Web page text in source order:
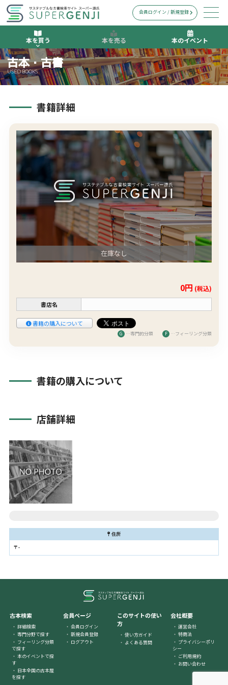
本を買う 本を売る 本のイベント
会員ログイン / 新規登録
古本・古書
USED BOOKS
書籍詳細
在庫なし
0円 (税込)
書店名
書籍の購入について
G …専門的分類 F …フィーリング分類
書籍の購入について
店舗詳細
住所
〒-
古本検索
詳細検索
専門分野で探す
フィーリング分類
で探す
本のイベントで探
す
日本全国の古本屋
を探す
会員ページ
会員ログイン
新規会員登録
ログアウト
このサイトの使い
方
使い方ガイド
よくある質問
会社概要
運営会社
特商法
プライバシーポリ
シー
ご利用規約
お問い合わせ